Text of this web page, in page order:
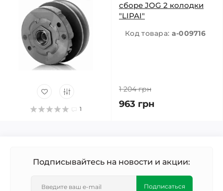
1
сборе JOG 2 колодки
"LIPAI"
Код товара: a-009716
1 204 грн
963 грн
Подписывайтесь на новости и акции:
Подписаться